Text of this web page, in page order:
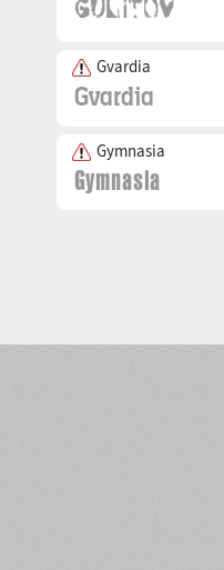
Gvardia
Gymnasia